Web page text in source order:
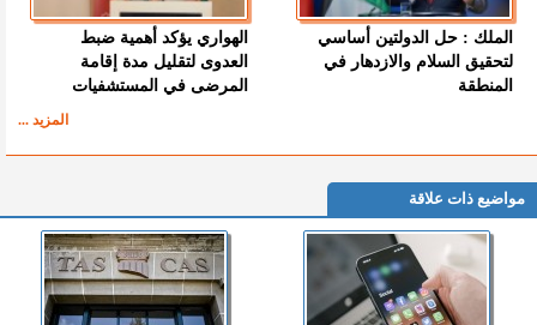
الملك : حل الدولتين أساسي
لتحقيق السلام والازدهار في
المنطقة
الهواري يؤكد أهمية ضبط
العدوى لتقليل مدة إقامة
المرضى في المستشفيات
المزيد ...
مواضيع ذات علاقة